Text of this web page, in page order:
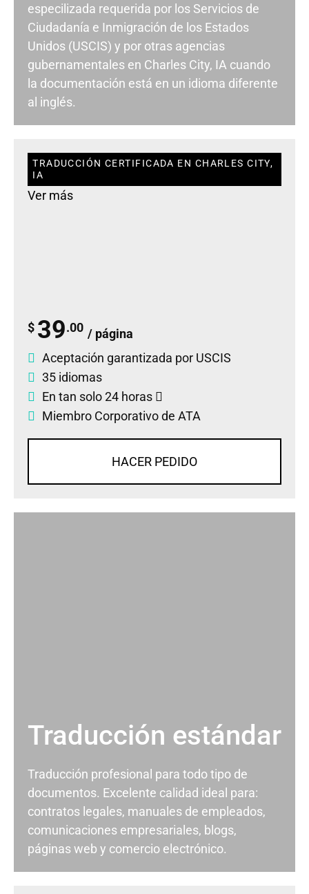
especilizada requerida por los Servicios de
Ciudadanía e Inmigración de los Estados
Unidos (USCIS) y por otras agencias
gubernamentales en Charles City, IA cuando
la documentación está en un idioma diferente
al inglés.
TRADUCCIÓN CERTIFICADA EN CHARLES CITY,
IA
Ver más
$ 39.00 / página
Aceptación garantizada por USCIS
35 idiomas
En tan solo 24 horas
Miembro Corporativo de ATA
HACER PEDIDO
Traducción estándar
Traducción profesional para todo tipo de
documentos. Excelente calidad ideal para:
contratos legales, manuales de empleados,
comunicaciones empresariales, blogs,
páginas web y comercio electrónico.